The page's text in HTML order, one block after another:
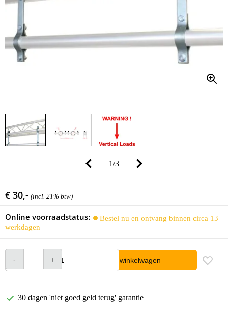
1/3
€ 30,- (incl. 21% btw)
Online voorraadstatus:
Bestel nu en ontvang binnen circa 13
werkdagen
In winkelwagen
30 dagen 'niet goed geld terug' garantie